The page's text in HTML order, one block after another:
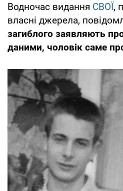
Водночас видання СВОЇ,
власні джерела,
загиблого заявляють
даними, чоловік саме